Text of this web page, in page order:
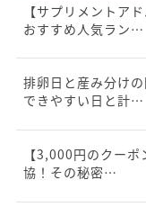
【サプリメントア
おすすめ人気ラン…
排卵日と産み分け
できやすい日と計…
【3,000円のクー
協！その秘密…